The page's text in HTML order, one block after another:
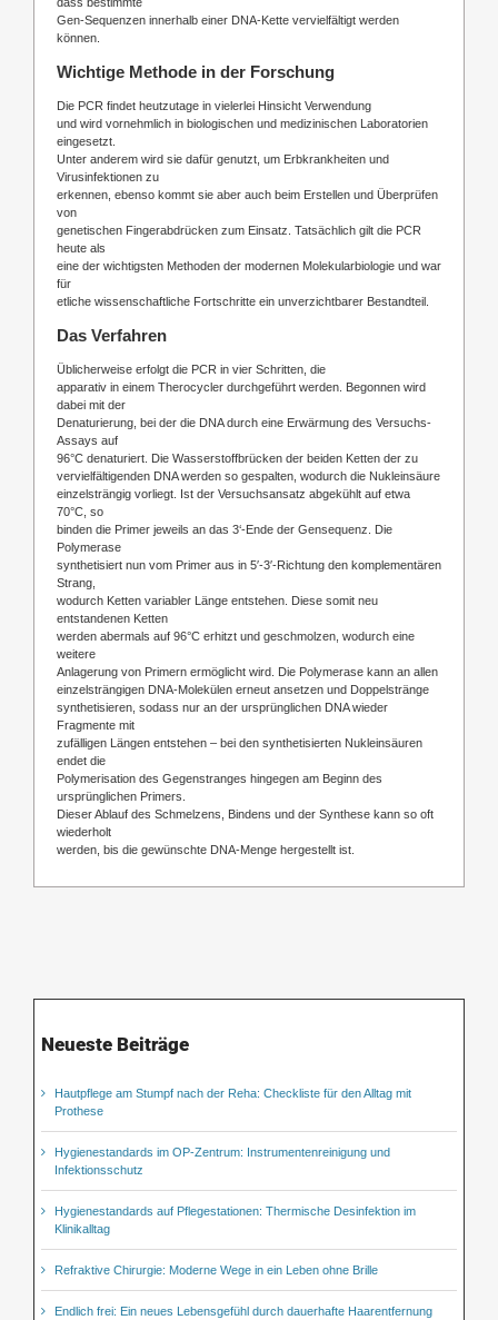
Gen-Sequenzen innerhalb einer DNA-Kette vervielfältigt werden
können.
Wichtige Methode in der Forschung
Die PCR findet heutzutage in vielerlei Hinsicht Verwendung
und wird vornehmlich in biologischen und medizinischen Laboratorien
eingesetzt.
Unter anderem wird sie dafür genutzt, um Erbkrankheiten und
Virusinfektionen zu
erkennen, ebenso kommt sie aber auch beim Erstellen und Überprüfen
von
genetischen Fingerabdrücken zum Einsatz. Tatsächlich gilt die PCR
heute als
eine der wichtigsten Methoden der modernen Molekularbiologie und war
für
etliche wissenschaftliche Fortschritte ein unverzichtbarer Bestandteil.
Das Verfahren
Üblicherweise erfolgt die PCR in vier Schritten, die
apparativ in einem Therocycler durchgeführt werden. Begonnen wird
dabei mit der
Denaturierung, bei der die DNA durch eine Erwärmung des Versuchs-
Assays auf
96°C denaturiert. Die Wasserstoffbrücken der beiden Ketten der zu
vervielfältigenden DNA werden so gespalten, wodurch die Nukleinsäure
einzelsträngig vorliegt. Ist der Versuchsansatz abgekühlt auf etwa
70°C, so
binden die Primer jeweils an das 3‘-Ende der Gensequenz. Die
Polymerase
synthetisiert nun vom Primer aus in 5′-3′-Richtung den komplementären
Strang,
wodurch Ketten variabler Länge entstehen. Diese somit neu
entstandenen Ketten
werden abermals auf 96°C erhitzt und geschmolzen, wodurch eine
weitere
Anlagerung von Primern ermöglicht wird. Die Polymerase kann an allen
einzelsträngigen DNA-Molekülen erneut ansetzen und Doppelstränge
synthetisieren, sodass nur an der ursprünglichen DNA wieder
Fragmente mit
zufälligen Längen entstehen – bei den synthetisierten Nukleinsäuren
endet die
Polymerisation des Gegenstranges hingegen am Beginn des
ursprünglichen Primers.
Dieser Ablauf des Schmelzens, Bindens und der Synthese kann so oft
wiederholt
werden, bis die gewünschte DNA-Menge hergestellt ist.
Neueste Beiträge
Hautpflege am Stumpf nach der Reha: Checkliste für den Alltag mit
Prothese
Hygienestandards im OP-Zentrum: Instrumentenreinigung und
Infektionsschutz
Hygienestandards auf Pflegestationen: Thermische Desinfektion im
Klinikalltag
Refraktive Chirurgie: Moderne Wege in ein Leben ohne Brille
Endlich frei: Ein neues Lebensgefühl durch dauerhafte Haarentfernung